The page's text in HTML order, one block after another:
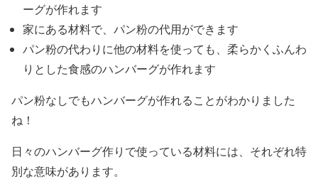
ーグが作れます
家にある材料で、パン粉の代用ができます
パン粉の代わりに他の材料を使っても、柔らかくふんわ
りとした食感のハンバーグが作れます
パン粉なしでもハンバーグが作れることがわかりました
ね！
日々のハンバーグ作りで使っている材料には、それぞれ特
別な意味があります。